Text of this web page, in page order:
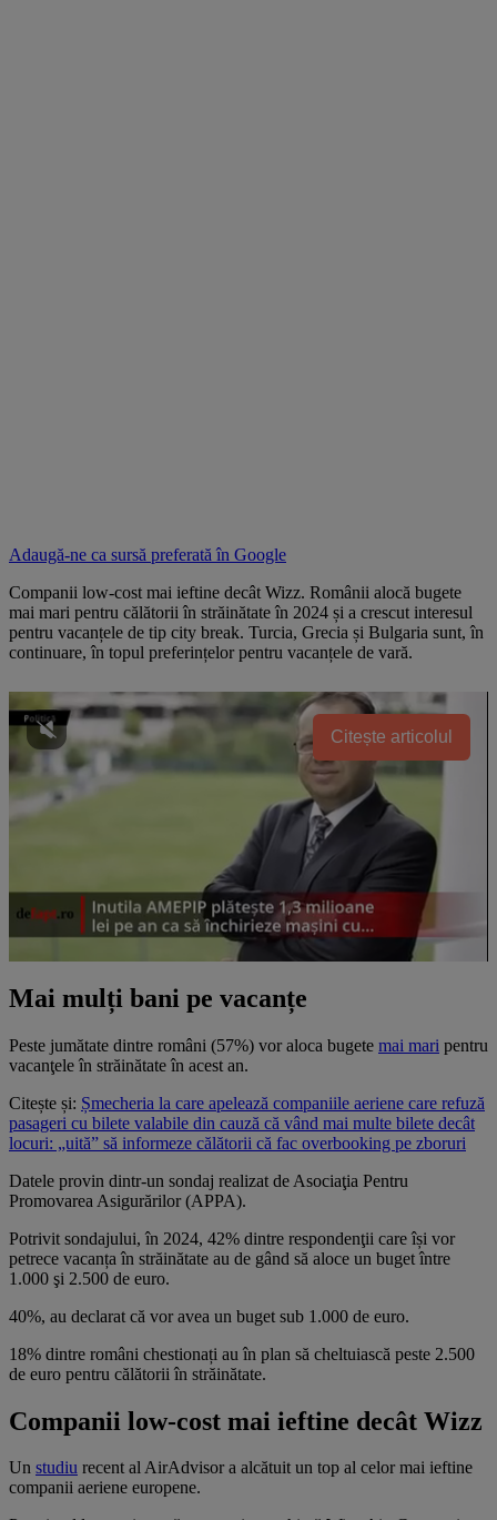
Adaugă-ne ca sursă preferată în Google
Companii low-cost mai ieftine decât Wizz. Românii alocă bugete
mai mari pentru călătorii în străinătate în 2024 și a crescut interesul
pentru vacanțele de tip city break. Turcia, Grecia și Bulgaria sunt, în
continuare, în topul preferințelor pentru vacanțele de vară.
Citește articolul
Mai mulți bani pe vacanțe
Peste jumătate dintre români (57%) vor aloca bugete mai mari pentru
vacanţele în străinătate în acest an.
Citește și: Șmecheria la care apelează companiile aeriene care refuză
pasageri cu bilete valabile din cauză că vând mai multe bilete decât
locuri: „uită” să informeze călătorii că fac overbooking pe zboruri
Datele provin dintr-un sondaj realizat de Asociaţia Pentru
Promovarea Asigurărilor (APPA).
Potrivit sondajului, în 2024, 42% dintre respondenţii care își vor
petrece vacanța în străinătate au de gând să aloce un buget între
1.000 şi 2.500 de euro.
40%, au declarat că vor avea un buget sub 1.000 de euro.
18% dintre români chestionați au în plan să cheltuiască peste 2.500
de euro pentru călătorii în străinătate.
Companii low-cost mai ieftine decât Wizz
Un studiu recent al AirAdvisor a alcătuit un top al celor mai ieftine
companii aeriene europene.